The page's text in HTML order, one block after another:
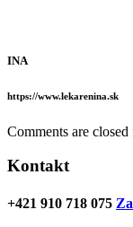
INA
https://www.lekarenina.sk
Comments are
Kontakt
+421 910 718 075